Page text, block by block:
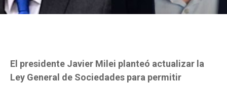
El presidente Javier Milei planteó actualizar la
Ley General de Sociedades para permitir